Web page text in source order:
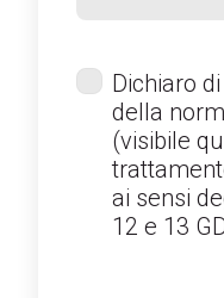
Dichiaro
della
(visibile
ai sensi
12 e 13